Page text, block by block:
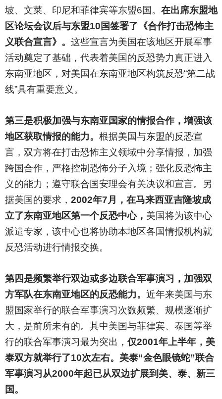
坡、文莱、印尼和菲律宾等东盟6国。 在出席东盟地
区论坛会议后与东盟10国签署了《合作打击恐怖主
义联合宣言》。 这些宣言为美国在该地区开展军事
活动奠定了基础，代表着美国的反恐势力真正进入
东南亚地区，对美国在东南亚地区构筑反恐“第二战
线”具有重要意义。
第三是积极加强与东南亚国家的情报合作，增强该
地区获取情报的能力。 根据美国与东盟的反恐宣
言，双方将在打击恐怖主义领域中分享情报，加强
跨国合作，严格控制恐怖分子入境；强化反恐怖主
义的能力；遵守联合国安理会有关决议和宣言。另
据美国的要求， 2002年7月，在马来西亚吉隆坡成
立了东南亚地区第一个反恐中心， 美国将为该中心
派遣专家，该中心也将协助本地区各国情报机构就
反恐活动进行情报交换。
第四是频繁举行双边或多边联合军事演习，加强双
方军队在东南亚地区的反恐能力。 近年来美国与东
盟国家举行的联合军事演习次数频繁、规模逐渐扩
大，是前所未有的。其中美国与菲律宾、泰国等举
行的联合军事演习最为突出， 仅2001年上半年，美
泰双方就举行了10次左右。美泰“金色眼镜蛇”联合
军事演习从2000年起已从双边扩展到美、泰、新三
国。